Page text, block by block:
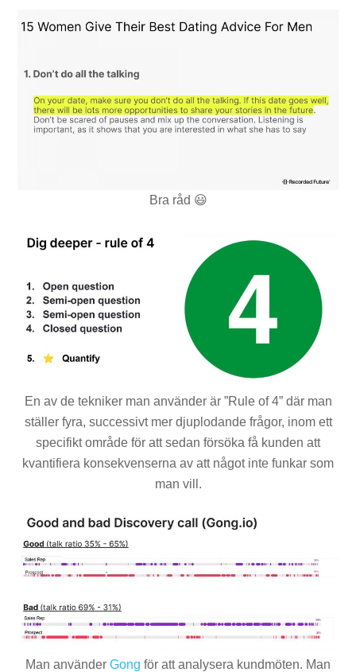
Bra råd 😃
En av de tekniker man använder är ”Rule of 4” där man
ställer fyra, successivt mer djuplodande frågor, inom ett
specifikt område för att sedan försöka få kunden att
kvantifiera konsekvenserna av att något inte funkar som
man vill.
Man använder Gong för att analysera kundmöten. Man